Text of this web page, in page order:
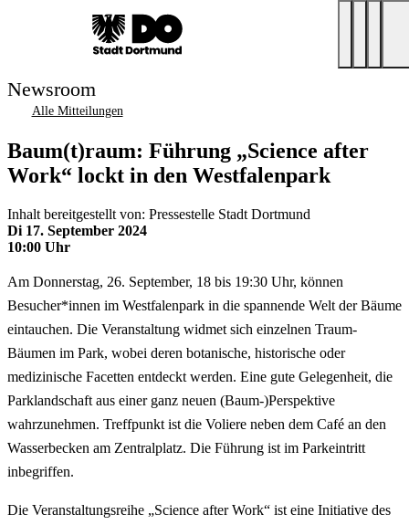
Newsroom
Alle Mitteilungen
Baum(t)raum: Führung „Science after
Work“ lockt in den Westfalenpark
Inhalt bereitgestellt von: Pressestelle Stadt Dortmund
Di 17. September 2024
10:00 Uhr
Am Donnerstag, 26. September, 18 bis 19:30 Uhr, können
Besucher*innen im Westfalenpark in die spannende Welt der Bäume
eintauchen. Die Veranstaltung widmet sich einzelnen Traum-
Bäumen im Park, wobei deren botanische, historische oder
medizinische Facetten entdeckt werden. Eine gute Gelegenheit, die
Parklandschaft aus einer ganz neuen (Baum-)Perspektive
wahrzunehmen. Treffpunkt ist die Voliere neben dem Café an den
Wasserbecken am Zentralplatz. Die Führung ist im Parkeintritt
inbegriffen.
Die Veranstaltungsreihe „Science after Work“ ist eine Initiative des